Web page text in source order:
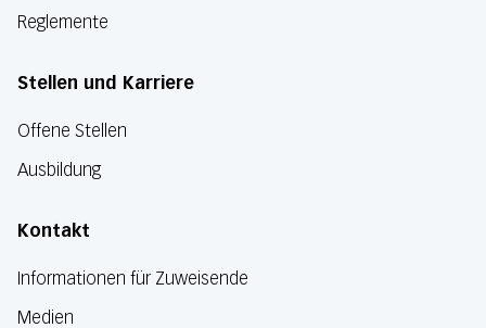
Reglemente
Stellen und Karriere
Offene Stellen
Ausbildung
Kontakt
Informationen für Zuweisende
Medien